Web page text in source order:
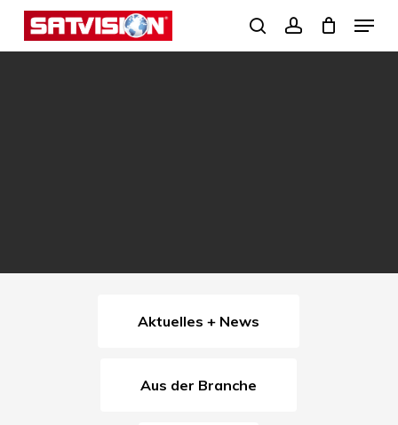
Skip
search
Menu
Aktuelles + News
Aus der Branche